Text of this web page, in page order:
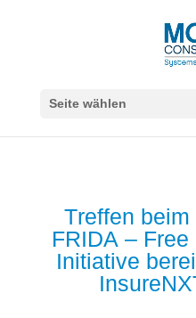
Seite wählen
Treffen
FRIDA –
Initiative